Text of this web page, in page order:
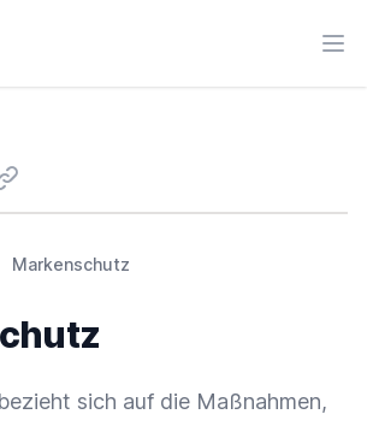
Markenschutz
sich auf die Maßnahmen,